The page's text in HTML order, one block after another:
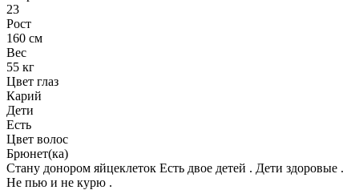
23
Рост
160 см
Вес
55 кг
Цвет глаз
Карий
Дети
Есть
Цвет волос
Брюнет(ка)
Стану донором яйцеклеток Есть двое детей . Дети здоровые .
Не пью и не курю .